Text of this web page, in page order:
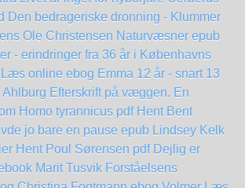
Den bedrageriske dronning - Klummer
Ole Christensen Naturvæsner epub
- erindringer fra 36 år i Københavns
online ebog Emma 12 år - snart 13
Ahlburg Efterskrift på væggen. En
Homo tyrannicus pdf Hent Bent
jo bare en pause epub Lindsey Kelk
Hent Poul Sørensen pdf Dejlig er
Marit Tusvik Forståelsens